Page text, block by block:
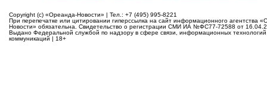
Copyright (c) «Ореанда-Новости» | Тел.: +7 (495) 995-8221
При перепечатке или цитировании гиперссылка на сайт информационного агентства
Новости» обязательна. Свидетельство о регистрации СМИ ИА №ФС77-72588 от
Выдано Федеральной службой по надзору в сфере связи, информационных
коммуникаций | 18+